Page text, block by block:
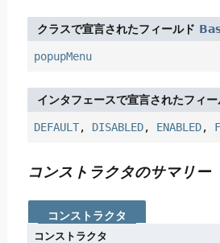
クラスで宣言されたフィールド
popupMenu
インタフェースで宣言されたフィー
DEFAULT, DISABLED, ENABLED,
コンストラクタのサマリー
コンストラクタ
コンストラクタ